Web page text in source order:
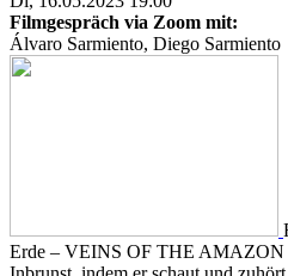
Filmgespräch via Zoom mit:
Álvaro Sarmiento, Diego Sarmiento
Erde – VEINS OF THE AMAZON